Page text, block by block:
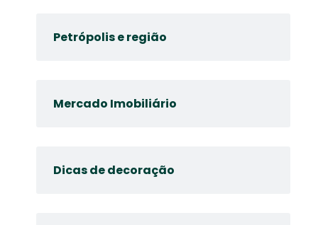
Petrópolis e região
Mercado Imobiliário
Dicas de decoração